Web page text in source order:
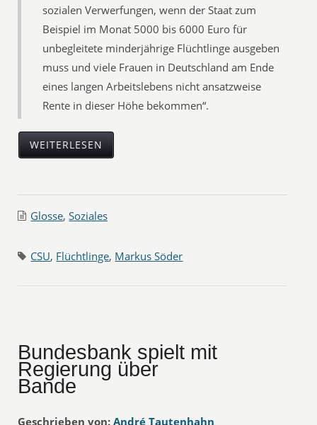
sozialen Verwerfungen, wenn der Staat zum
Beispiel im Monat 5000 bis 6000 Euro für
unbegleitete minderjährige Flüchtlinge ausgeben
muss und viele Frauen in Deutschland am Ende
eines langen Arbeitslebens nicht ansatzweise
Rente in dieser Höhe bekommen“.
WEITERLESEN
Glosse,Soziales
CSU, Flüchtlinge, Markus Söder
Bundesbank spielt mit
Regierung über
Bande
Geschrieben von: André Tautenhahn